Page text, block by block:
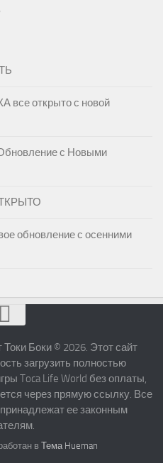
открыто с новой
с Новыми
обновление с осенними
Боки © 2026. Этот сайт
загрузить полностью
Toca Life World без оплаты,
через прямую ссылку. Все
ее законным
вТема Hueman